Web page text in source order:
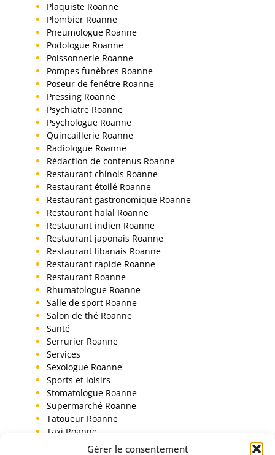
Gérer le consentement
Plaquiste Roanne
Plombier Roanne
Pneumologue Roanne
Podologue Roanne
Poissonnerie Roanne
Pompes funèbres Roanne
Poseur de fenêtre Roanne
Pressing Roanne
Psychiatre Roanne
Psychologue Roanne
Quincaillerie Roanne
Radiologue Roanne
Rédaction de contenus Roanne
Restaurant chinois Roanne
Restaurant étoilé Roanne
Restaurant gastronomique Roanne
Restaurant halal Roanne
Restaurant indien Roanne
Restaurant japonais Roanne
Restaurant libanais Roanne
Restaurant rapide Roanne
Restaurant Roanne
Rhumatologue Roanne
Salle de sport Roanne
Salon de thé Roanne
Santé
Serrurier Roanne
Services
Sexologue Roanne
Sports et loisirs
Stomatologue Roanne
Supermarché Roanne
Tatoueur Roanne
Taxi Roanne
Toiletteur chien Roanne